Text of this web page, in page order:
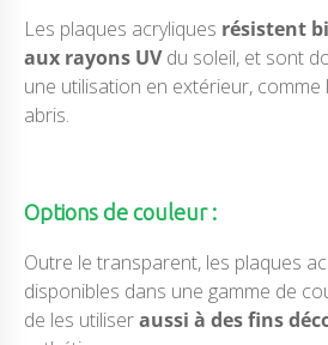
Les plaques acryliques résistent
aux rayons UVdu soleil, et sont
une utilisation en extérieur, comme
abris.
Options de couleur :
Outre le transparent, les plaques
disponibles dans une gamme de
de les utiliseraussi à des fins